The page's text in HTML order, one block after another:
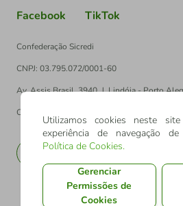
Facebook TikTok
Confederação Sicredi
CNPJ: 03.795.072/0001-60
Av. Assis Brasil, 3940, J. Lindóia - Porto
CEP: 91010-003
EN
Utilizamos cookies neste
experiência de navegação
Política de Cookies.
Gerenciar
Permissões de
Cookies